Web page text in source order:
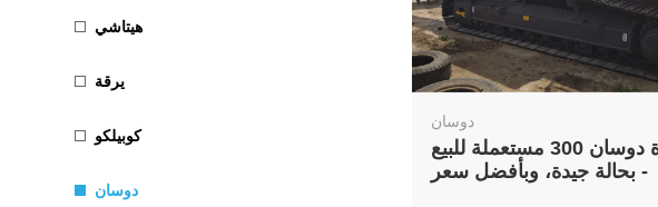
هيتاشي
يرقة
كوبيلكو
دوسان
دوسان
حفارة دوسان 300 مستعملة للبيع
- بحالة جيدة، وبأفضل سعر